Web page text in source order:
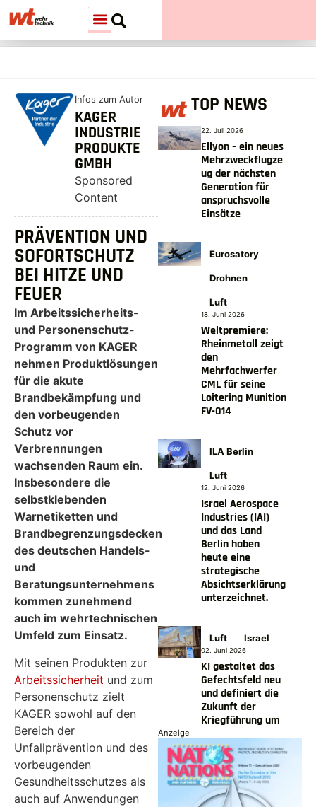
Infos zum Autor
KAGER
INDUSTRIE
PRODUKTE
GMBH
Sponsored
Content
PRÄVENTION UND
SOFORTSCHUTZ
BEI HITZE UND
FEUER
Im Arbeitssicherheits-
und Personenschutz-
Programm von KAGER
nehmen Produktlösungen
für die akute
Brandbekämpfung und
den vorbeugenden
Schutz vor
Verbrennungen
wachsenden Raum ein.
Insbesondere die
selbstklebenden
Warnetiketten und
Brandbegrenzungsdecken
des deutschen Handels-
und
Beratungsunternehmens
kommen zunehmend
auch im wehrtechnischen
Umfeld zum Einsatz.
Mit seinen Produkten zur
Arbeitssicherheit und zum
Personenschutz zielt
KAGER sowohl auf den
Bereich der
Unfallprävention und des
vorbeugenden
Gesundheitsschutzes als
auch auf Anwendungen
TOP NEWS
22. Juli 2026
Ellyon – ein neues
Mehrzweckflugze
ug der nächsten
Generation für
anspruchsvolle
Einsätze
Eurosatory
Drohnen
Luft
18. Juni 2026
Weltpremiere:
Rheinmetall zeigt
den
Mehrfachwerfer
CML für seine
Loitering Munition
FV-014
ILA Berlin
Luft
12. Juni 2026
Israel Aerospace
Industries (IAI)
und das Land
Berlin haben
heute eine
strategische
Absichtserklärung
unterzeichnet.
Luft Israel
02. Juni 2026
KI gestaltet das
Gefechtsfeld neu
und definiert die
Zukunft der
Kriegführung um
Anzeige